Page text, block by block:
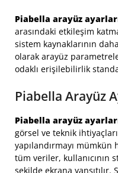
Piabella arayüz
arasındaki etkileşim
sistem kaynaklarının
olarak arayüz
odaklı erişilebilirlik
Piabella Arayüz
Piabella arayüz
görsel ve teknik
yapılandırmayı
tüm veriler, kullanıcının
şekilde ekrana